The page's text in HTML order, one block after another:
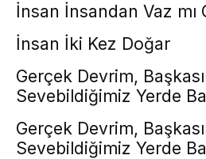
İnsan İnsandan Vaz mı
İnsan İki Kez Doğar
Gerçek Devrim,
Sevebildiğimiz Yerde
Gerçek Devrim,
Sevebildiğimiz Yerde